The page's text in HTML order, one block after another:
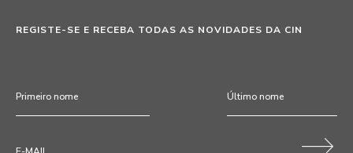
REGISTE-SE E RECEBA TODAS AS NOVIDADES DA CIN